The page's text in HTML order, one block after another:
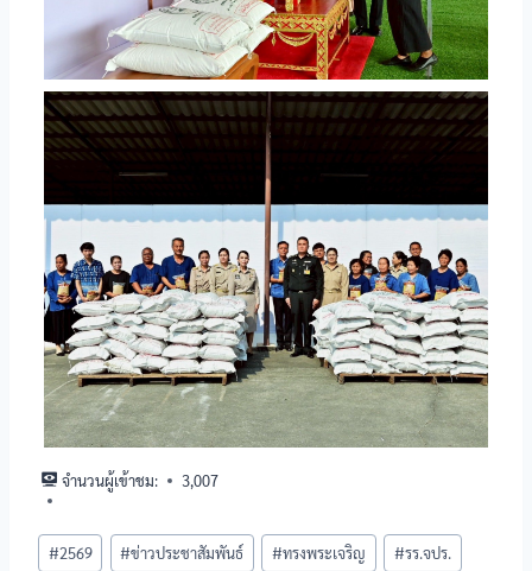
จำนวนผู้เข้าชม: 3,007
#2569 #ข่าวประชาสัมพันธ์ #ทรงพระเจริญ #รร.จปร.